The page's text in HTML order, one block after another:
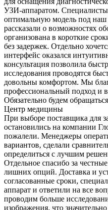
УЗИ-аппаратом.
оптимальную модель под
рассказали о возможностях
организована в короткие
без задержек. Отдельно
интерфейс оказался
консультация позволила
исследования проводятся
довольны комфортом. Мы
профессиональный подход и
Обязательно будем
Центр медицины
При выборе поставщика для
остановились на компании
пожалели. Менеджеры
вариантов, сделали
определиться с лучшим
Отдельное спасибо за
лишних опций. Доставка и
согласованные сроки,
аппарат и ответили на все
проводим больше
изображения, что